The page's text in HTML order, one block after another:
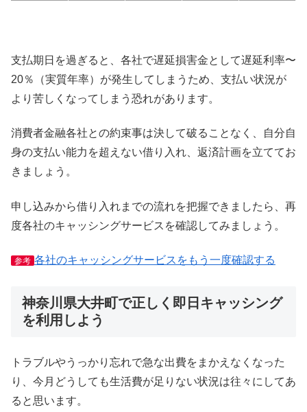
支払期日を過ぎると、各社で遅延損害金として遅延利率〜
20％（実質年率）が発生してしまうため、支払い状況が
より苦しくなってしまう恐れがあります。
消費者金融各社との約束事は決して破ることなく、自分自
身の支払い能力を超えない借り入れ、返済計画を立ててお
きましょう。
申し込みから借り入れまでの流れを把握できましたら、再
度各社のキャッシングサービスを確認してみましょう。
参考 各社のキャッシングサービスをもう一度確認する
神奈川県大井町で正しく即日キャッシング
を利用しよう
トラブルやうっかり忘れで急な出費をまかえなくなった
り、今月どうしても生活費が足りない状況は往々にしてあ
ると思います。